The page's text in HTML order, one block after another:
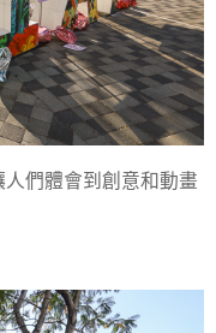
們體會到創意和動畫